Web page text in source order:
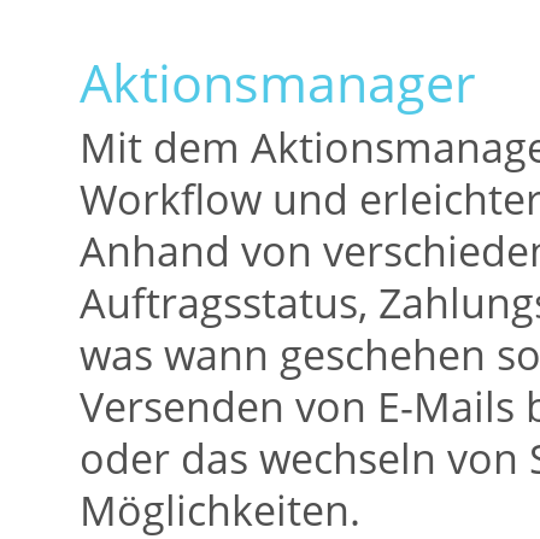
Aktionsmanager
Mit dem
Workflow und
Anhand von
Auftragsstatus,
was wann geschehen
Versenden von E-
oder das wechseln
Möglichkeiten.